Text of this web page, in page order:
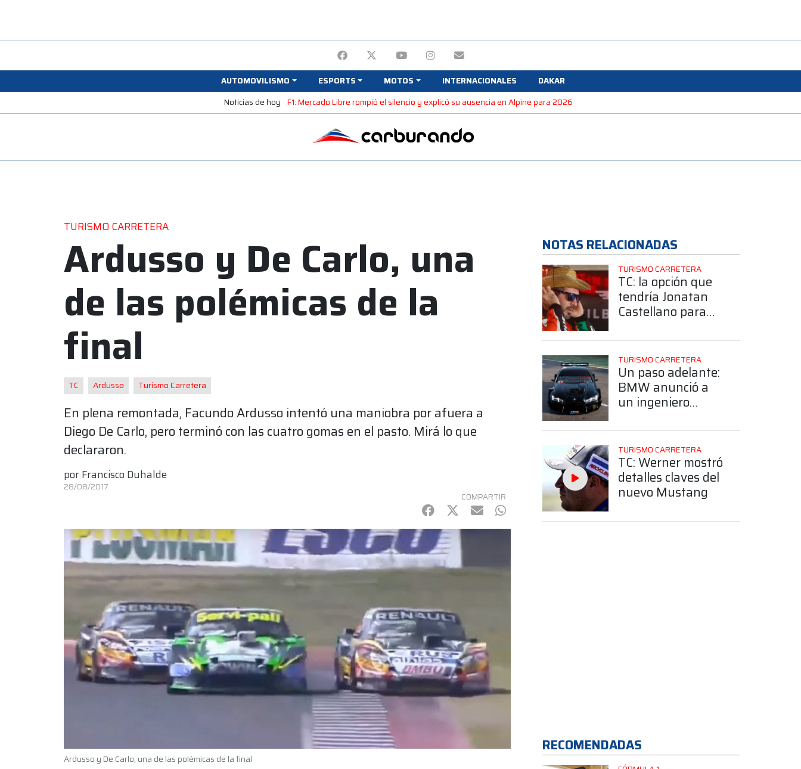
AUTOMOVILISMO ESPORTS MOTOS INTERNACIONALES
DAKAR
Noticias de hoy F1: Mercado Libre rompió el silencio y explicó su ausencia en Alpine para 2026
TURISMO CARRETERA
Ardusso y De Carlo, una
de las polémicas de la
final
TC Ardusso Turismo Carretera
En plena remontada, Facundo Ardusso intentó una maniobra por afuera a
Diego De Carlo, pero terminó con las cuatro gomas en el pasto. Mirá lo que
declararon.
por Francisco Duhalde
28/08/2017
COMPARTIR
Facebook
Twitter
mail WhatsApp
Ardusso y De Carlo, una de las polémicas de la final
NOTAS RELACIONADAS
TURISMO CARRETERA
TC: la opción que
tendría Jonatan
Castellano para
2026
TURISMO CARRETERA
Un paso adelante:
BMW anunció a
un ingeniero
su debut en el TC
TURISMO CARRETERA
TC: Werner mostró
detalles claves del
nuevo Mustang
RECOMENDADAS